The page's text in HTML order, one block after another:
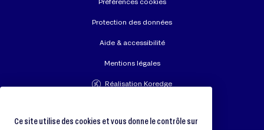
Préférences cookies
Protection des données
Aide & accessibilité
Mentions légales
Réalisation Koredge
Ce site utilise des cookies et vous donne le contrôle sur